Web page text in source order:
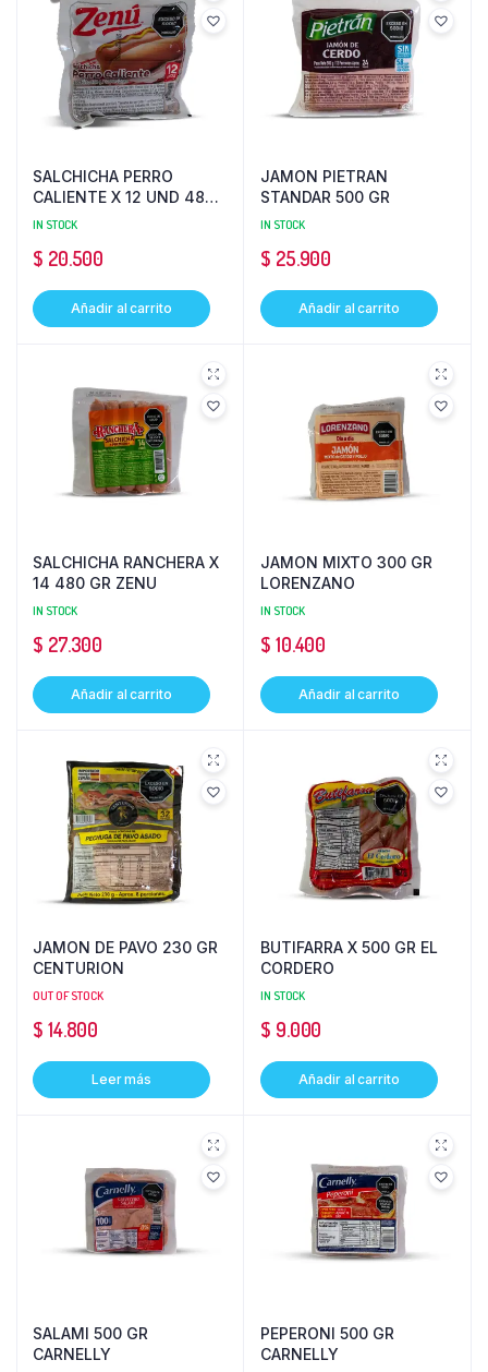
SALCHICHA PERRO
CALIENTE X 12 UND 480
GR ZENU
IN STOCK
$ 20.500
Añadir al carrito
JAMON PIETRAN
STANDAR 500 GR
IN STOCK
$ 25.900
Añadir al carrito
SALCHICHA RANCHERA X
14 480 GR ZENU
IN STOCK
$ 27.300
Añadir al carrito
JAMON MIXTO 300 GR
LORENZANO
IN STOCK
$ 10.400
Añadir al carrito
JAMON DE PAVO 230 GR
CENTURION
OUT OF STOCK
$ 14.800
Leer más
BUTIFARRA X 500 GR EL
CORDERO
IN STOCK
$ 9.000
Añadir al carrito
SALAMI 500 GR
CARNELLY
PEPERONI 500 GR
CARNELLY